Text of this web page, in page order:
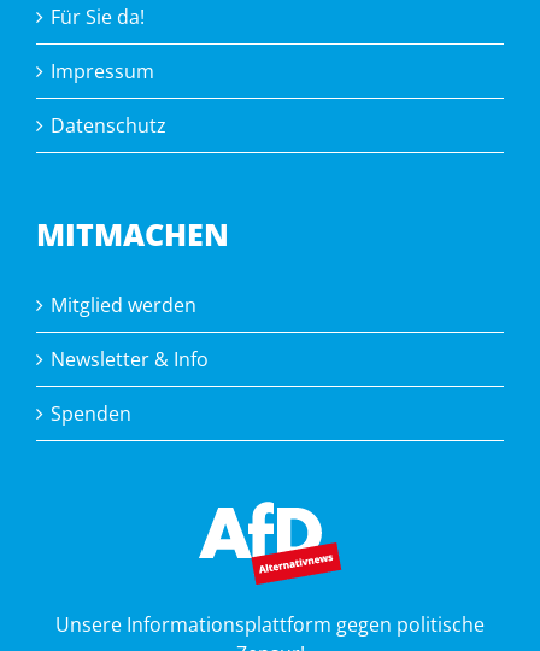
Für Sie da!
Impressum
Datenschutz
MITMACHEN
Mitglied werden
Newsletter & Info
Spenden
Unsere Informationsplattform gegen politische